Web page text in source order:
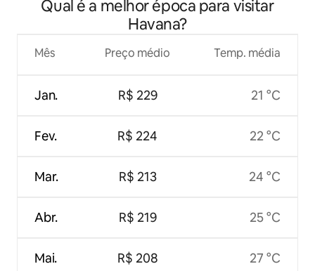
Qual é a melhor época para visitar
Havana?
Mês
Jan.
Fev.
Mar.
Abr.
Mai.
Preço médio
R$ 229
R$ 224
R$ 213
R$ 219
R$ 208
Temp. média
21 °C
22 °C
24 °C
25 °C
27 °C